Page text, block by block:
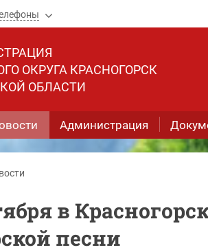
ОКРУГА КРАСНОГОРСК
ОБЛАСТИ
Администрация
в
песни